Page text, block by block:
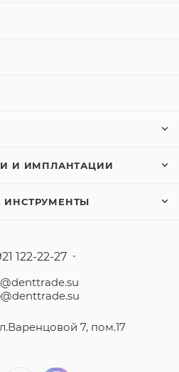
И ИМПЛАНТАЦИИ
ИНСТРУМЕНТЫ
122-22-27
7, пом.17